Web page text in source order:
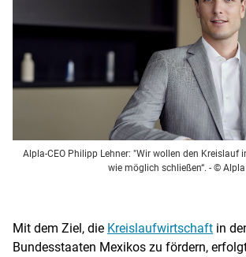
Alpla-CEO Philipp Lehner: "Wir wollen den Kreislauf
wie möglich schließen“. - © Alpla
Mit dem Ziel, die Kreislaufwirtschaft in
Bundesstaaten Mexikos zu fördern,